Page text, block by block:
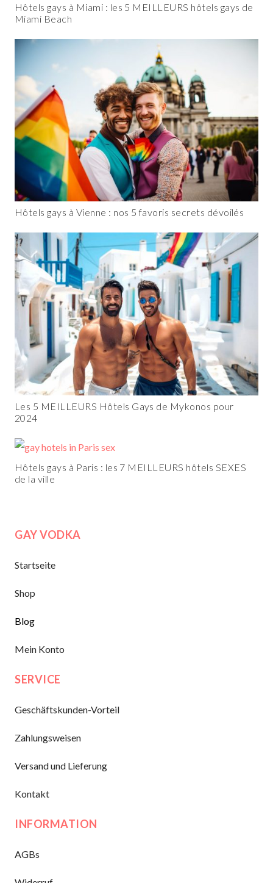
Hôtels gays à Miami : les 5 MEILLEURS hôtels gays de
Miami Beach
Hôtels gays à Vienne : nos 5 favoris secrets dévoilés
Les 5 MEILLEURS Hôtels Gays de Mykonos pour
2024
Hôtels gays à Paris : les 7 MEILLEURS hôtels SEXES
de la ville
GAY VODKA
Startseite
Shop
Blog
Mein Konto
SERVICE
Geschäftskunden-Vorteil
Zahlungsweisen
Versand und Lieferung
Kontakt
INFORMATION
AGBs